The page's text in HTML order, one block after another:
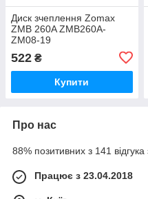
Диск зчеплення Zomax
ZMB 260A ZMB260A-
ZM08-19
522 ₴
Купити
Про нас
88% позитивних з 141 відгука
Працює з 23.04.2018